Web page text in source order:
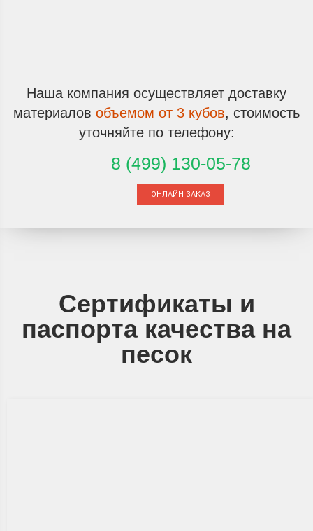
Наша компания осуществляет доставку
материалов объемом от 3 кубов, стоимость
уточняйте по телефону:
8 (499) 130-05-78
ОНЛАЙН ЗАКАЗ
Сертификаты и
паспорта качества на
песок